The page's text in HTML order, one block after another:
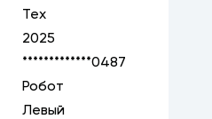
Тех
2025
*************0487
Робот
Левый